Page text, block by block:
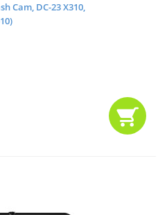
Cam, DC-23 X310,